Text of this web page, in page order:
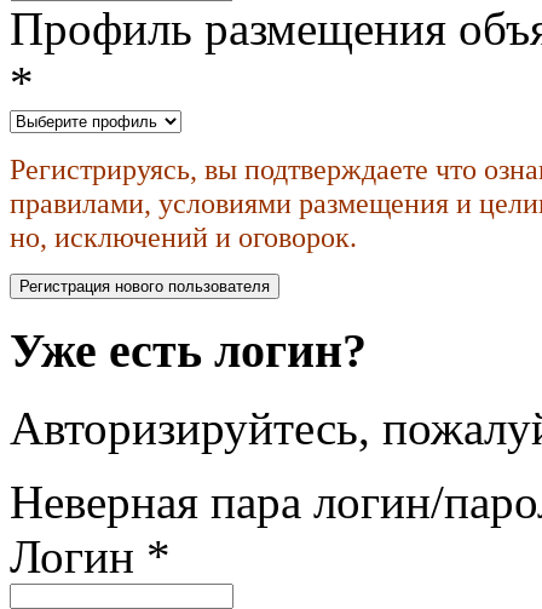
Профиль размещения
*
Регистрируясь, вы подтверждаете что
правилами, условиями размещения и
но, исключений и оговорок.
Уже есть логин?
Авторизируйтесь,
Неверная пара логин/
Логин *